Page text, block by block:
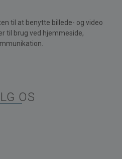
til at benytte billede- og video
til brug ved hjemmeside,
OS